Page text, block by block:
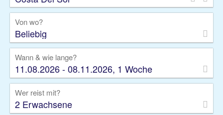
Gruppenreise
Camper Privattransfer
Von wo?
Beliebig
Wann & wie lange?
11.08.2026 - 08.11.2026, 1 Woche
Wer reist mit?
2 Erwachsene